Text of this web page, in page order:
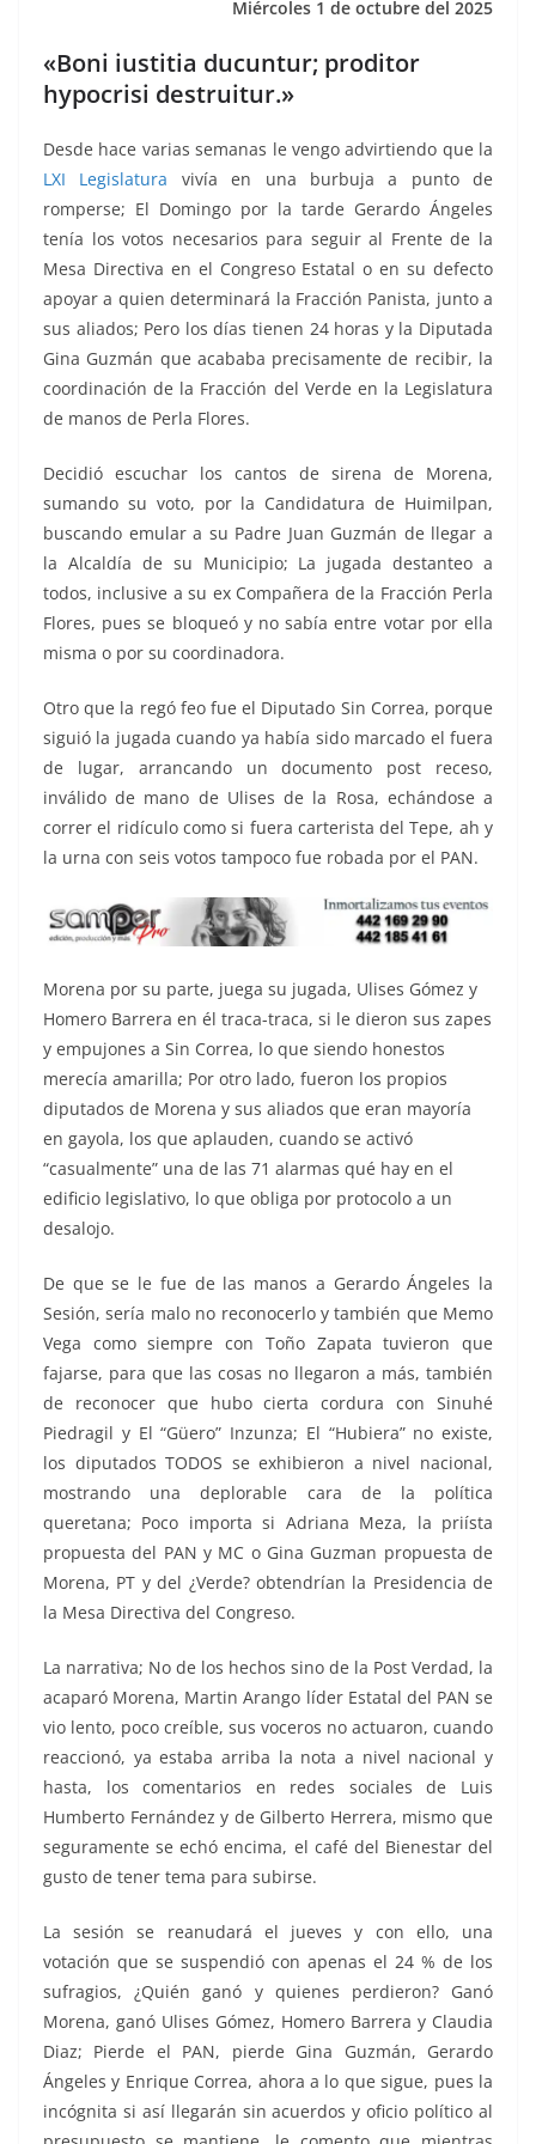
Miércoles 1 de octubre del 2025
«Boni iustitia ducuntur; proditor
hypocrisi destruitur.»
Desde hace varias semanas le vengo advirtiendo que la
LXI Legislatura vivía en una burbuja a punto de
romperse; El Domingo por la tarde Gerardo Ángeles
tenía los votos necesarios para seguir al Frente de la
Mesa Directiva en el Congreso Estatal o en su defecto
apoyar a quien determinará la Fracción Panista, junto a
sus aliados; Pero los días tienen 24 horas y la Diputada
Gina Guzmán que acababa precisamente de recibir, la
coordinación de la Fracción del Verde en la Legislatura
de manos de Perla Flores.
Decidió escuchar los cantos de sirena de Morena,
sumando su voto, por la Candidatura de Huimilpan,
buscando emular a su Padre Juan Guzmán de llegar a
la Alcaldía de su Municipio; La jugada destanteo a
todos, inclusive a su ex Compañera de la Fracción Perla
Flores, pues se bloqueó y no sabía entre votar por ella
misma o por su coordinadora.
Otro que la regó feo fue el Diputado Sin Correa, porque
siguió la jugada cuando ya había sido marcado el fuera
de lugar, arrancando un documento post receso,
inválido de mano de Ulises de la Rosa, echándose a
correr el ridículo como si fuera carterista del Tepe, ah y
la urna con seis votos tampoco fue robada por el PAN.
Morena por su parte, juega su jugada, Ulises Gómez y
Homero Barrera en él traca-traca, si le dieron sus zapes
y empujones a Sin Correa, lo que siendo honestos
merecía amarilla; Por otro lado, fueron los propios
diputados de Morena y sus aliados que eran mayoría
en gayola, los que aplauden, cuando se activó
“casualmente” una de las 71 alarmas qué hay en el
edificio legislativo, lo que obliga por protocolo a un
desalojo.
De que se le fue de las manos a Gerardo Ángeles la
Sesión, sería malo no reconocerlo y también que Memo
Vega como siempre con Toño Zapata tuvieron que
fajarse, para que las cosas no llegaron a más, también
de reconocer que hubo cierta cordura con Sinuhé
Piedragil y El “Güero” Inzunza; El “Hubiera” no existe,
los diputados TODOS se exhibieron a nivel nacional,
mostrando una deplorable cara de la política
queretana; Poco importa si Adriana Meza, la priísta
propuesta del PAN y MC o Gina Guzman propuesta de
Morena, PT y del ¿Verde? obtendrían la Presidencia de
la Mesa Directiva del Congreso.
La narrativa; No de los hechos sino de la Post Verdad, la
acaparó Morena, Martin Arango líder Estatal del PAN se
vio lento, poco creíble, sus voceros no actuaron, cuando
reaccionó, ya estaba arriba la nota a nivel nacional y
hasta, los comentarios en redes sociales de Luis
Humberto Fernández y de Gilberto Herrera, mismo que
seguramente se echó encima, el café del Bienestar del
gusto de tener tema para subirse.
La sesión se reanudará el jueves y con ello, una
votación que se suspendió con apenas el 24 % de los
sufragios, ¿Quién ganó y quienes perdieron? Ganó
Morena, ganó Ulises Gómez, Homero Barrera y Claudia
Diaz; Pierde el PAN, pierde Gina Guzmán, Gerardo
Ángeles y Enrique Correa, ahora a lo que sigue, pues la
incógnita si así llegarán sin acuerdos y oficio político al